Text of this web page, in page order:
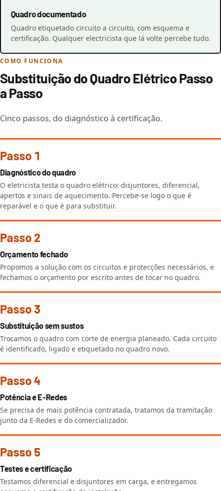
Quadro documentado
Quadro etiquetado circuito a circuito, com esquema e
certificação. Qualquer electricista que lá volte percebe tudo.
COMO FUNCIONA
Substituição do Quadro Elétrico Passo
a Passo
Cinco passos, do diagnóstico à certificação.
Passo 1
Diagnóstico do quadro
O eletricista testa o quadro elétrico: disjuntores, diferencial,
apertos e sinais de aquecimento. Percebe-se logo o que é
reparável e o que é para substituir.
Passo 2
Orçamento fechado
Propomos a solução com os circuitos e protecções necessários, e
fechamos o orçamento por escrito antes de tocar no quadro.
Passo 3
Substituição sem sustos
Trocamos o quadro com corte de energia planeado. Cada circuito
é identificado, ligado e etiquetado no quadro novo.
Passo 4
Potência e E-Redes
Se precisa de mais potência contratada, tratamos da tramitação
junto da E-Redes e do comercializador.
Passo 5
Testes e certificação
Testamos diferencial e disjuntores em carga, e entregamos